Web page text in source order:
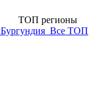
ТОП регионы
Бургундия Все ТОП